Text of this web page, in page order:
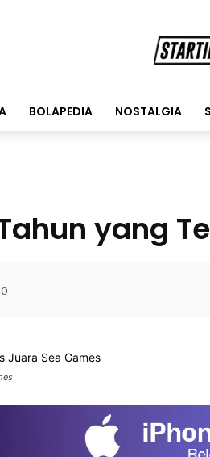
BOLAPEDIA NOSTALGIA
yang
0